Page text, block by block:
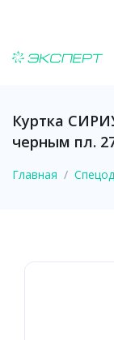
Куртка
черным пл.
Главная